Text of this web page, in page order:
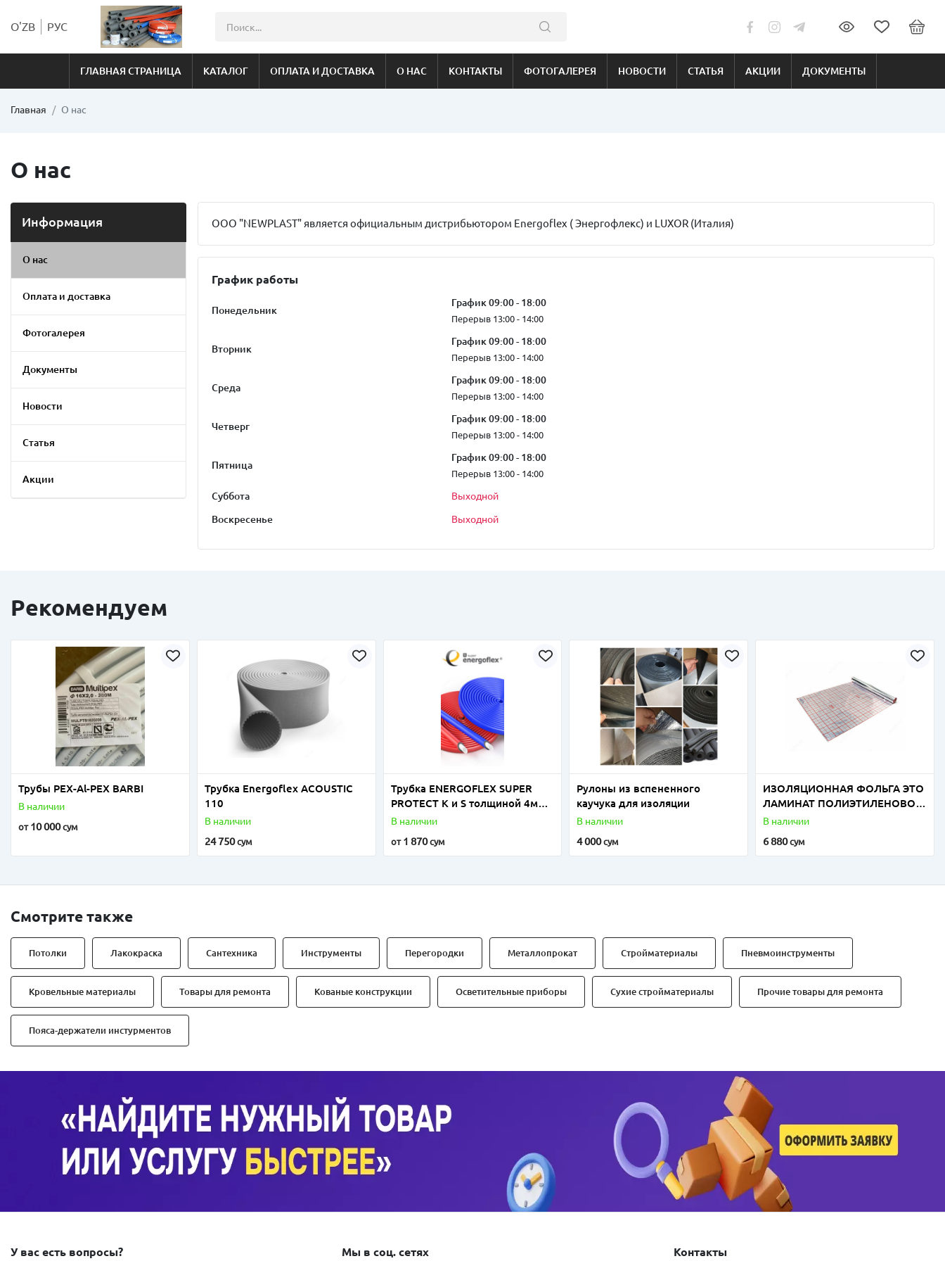
O'ZB РУС
ГЛАВНАЯ СТРАНИЦА КАТАЛОГ ОПЛАТА И ДОСТАВКА О НАС КОНТАКТЫ ФОТОГАЛЕРЕЯ НОВОСТИ СТАТЬЯ АКЦИИ ДОКУМЕНТЫ
Главная О нас
О нас
Информация
О нас
Оплата и доставка
Фотогалерея
Документы
Новости
Статья
Акции
OOO "NEWPLAST" является официальным дистрибьютором Energoflex ( Энергофлекс) и LUXOR (Италия)
График работы
Понедельник
График 09:00 - 18:00
Перерыв 13:00 - 14:00
Вторник
График 09:00 - 18:00
Перерыв 13:00 - 14:00
Среда
График 09:00 - 18:00
Перерыв 13:00 - 14:00
Четверг
График 09:00 - 18:00
Перерыв 13:00 - 14:00
Пятница
График 09:00 - 18:00
Перерыв 13:00 - 14:00
Суббота Выходной
Воскресенье Выходной
Рекомендуем
Трубы PEX-Al-PEX BARBI
В наличии
от10 000сум
Трубка Energoflex ACOUSTIC
110
В наличии
24 750сум
Трубка ENERGOFLEX SUPER
PROTECT K и S толщиной 4мм,
6мм и 9мм
В наличии
от1 870сум
Рулоны из вспененного
каучука для изоляции
В наличии
4 000сум
ИЗОЛЯЦИОННАЯ ФОЛЬГА ЭТО
ЛАМИНАТ ПОЛИЭТИЛЕНОВОЙ
И ПОЛИПРОПИЛЕНОВОЙ
В наличии
6 880сум
Смотрите также
Потолки Лакокраска Сантехника Инструменты Перегородки Металлопрокат Стройматериалы Пневмоинструменты
Кровельные материалы Товары для ремонта Кованые конструкции Осветительные приборы Сухие стройматериалы Прочие товары для ремонта
Пояса-держатели инстурментов
У вас есть вопросы? Мы в соц. сетях Контакты